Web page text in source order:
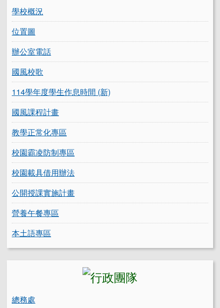
學校概況
位置圖
辦公室電話
國風校歌
114學年度學生作息時間 (新)
國風課程計畫
教學正常化專區
校園霸凌防制專區
校園載具借用辦法
公開授課實施計畫
營養午餐專區
本土語專區
總務處